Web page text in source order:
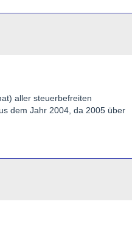
aller steuerbefreiten
dem Jahr 2004, da 2005 über